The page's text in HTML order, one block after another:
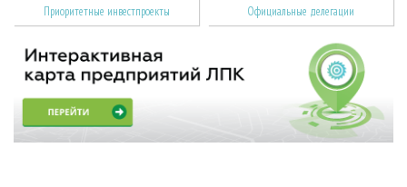
Приоритетные инвестпроекты Официальные делегации